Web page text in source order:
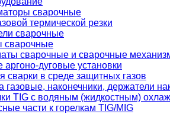
сварочные
термической резки
сварочные
сварочные
сварочные и сварочные
дуговые установки
сварки в среде защитных газов
газовые, наконечники, держатели
TIG с водяным (жидкостным)
части к горелкам TIG/MIG